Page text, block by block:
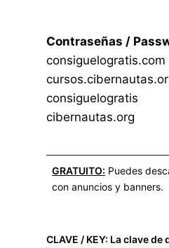
Contraseñas /
consiguelogratis.com
consiguelogratis
cibernautas.org
GRATUITO: Puedes
con anuncios y banners.
CLAVE / KEY: La clave